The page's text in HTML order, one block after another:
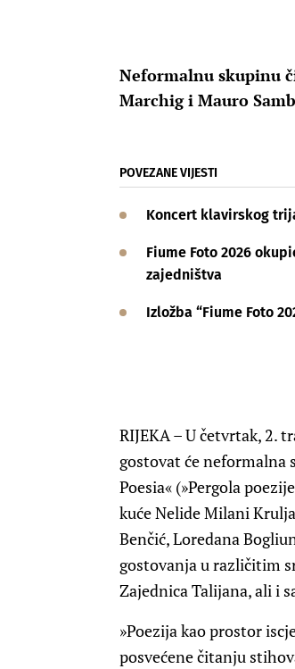
Neformalnu skupinu
Marchig i Mauro
POVEZANE VIJESTI
Koncert klavirskog
Fiume Foto 2026
zajedništva
Izložba “Fiume Foto
RIJEKA – U četvrtak, 2.
gostovat će neformalna
Poesia« (»Pergola
kuće Nelide Milani
Benčić, Loredana
gostovanja u različitim
Zajednica Talijana, ali i
»Poezija kao prostor
posvećene čitanju